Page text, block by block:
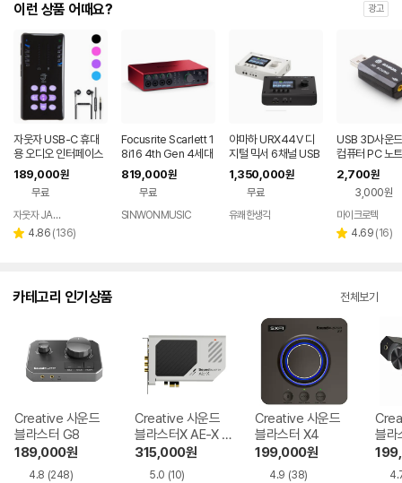
이런 상품 어때요? 광고
자웃자 USB-C 휴대
용 오디오 인터페이스
189,000원
무료
페이
자웃자 JAUTJA
별 4.86 리
(136)
Focusrite Scarlett 1
8i16 4th Gen 4세대
오디오인터페이스
819,000원
무료
SINWONMUSIC
야마하 URX44V 디
지털 믹서 6채널 USB
-C 비디오 오디오 인
터페이스
1,350,000원
무료
유쾌한생각
USB 3D사운
컴퓨터 PC 노
2,700원
3,000원
마이크로텍
별 4.69 리
(16)
카테고리 인기상품 전체보기
Creative 사운드
블라스터 G8
189,000원
4.8 (248)
Creative 사운드
블라스터X AE-X P
CI-e
315,000원
5.0 (10)
Creative 사운드
블라스터 X4
199,000원
4.9 (38)
블라